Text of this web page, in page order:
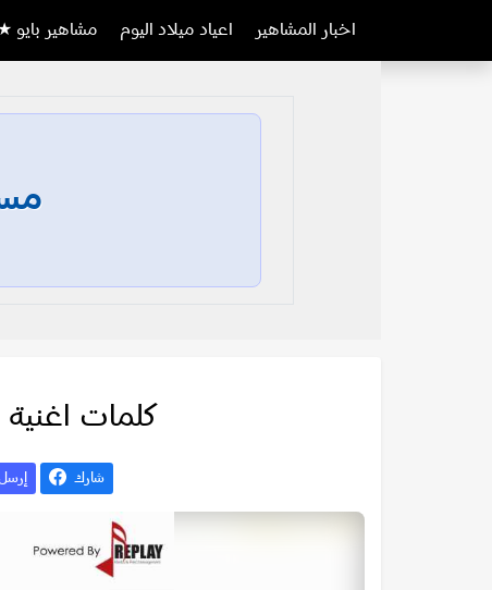
اخبار المشاهير اعياد ميلاد اليوم مشاهير بايو
كلمات
شارك